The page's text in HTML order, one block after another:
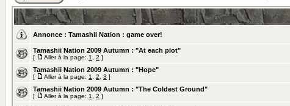
Annonce : Tamashii Nation : game over!
Tamashii Nation 2009 Autumn : "At each plot"
[ Aller à la page: 1 2 ]
Tamashii Nation 2009 Autumn : "Hope"
[ Aller à la page: 1 2 3 ]
Tamashii Nation 2009 Autumn : "The Coldest Ground"
[ Aller à la page: 1 2 ]